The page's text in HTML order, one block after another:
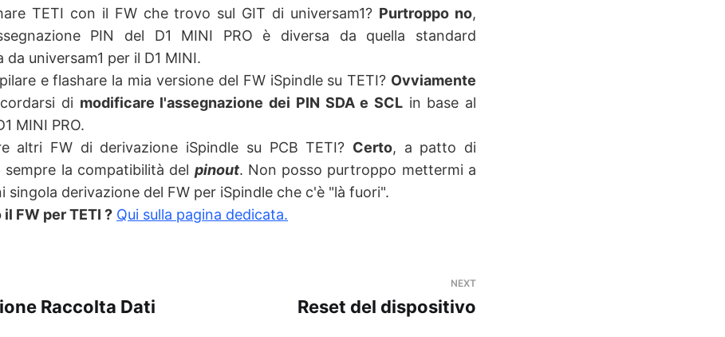
TETI con il FW che trovo sul GIT di universam1? Purtroppo no,
PIN del D1 MINI PRO è diversa da quella standard
da universam1 per il D1 MINI.
e flashare la mia versione del FW iSpindle su TETI? Ovviamente
di modificare l'assegnazione dei PIN SDA e SCLin base al
MINI PRO.
altri FW di derivazione iSpindle su PCB TETI? Certo, a patto di
sempre la compatibilità del pinout. Non posso purtroppo mettermi a
singola derivazione del FW per iSpindle che c'è "là fuori".
FW per TETI ? Qui sulla pagina dedicata.
Raccolta Dati
NEXT
Reset del dispositivo